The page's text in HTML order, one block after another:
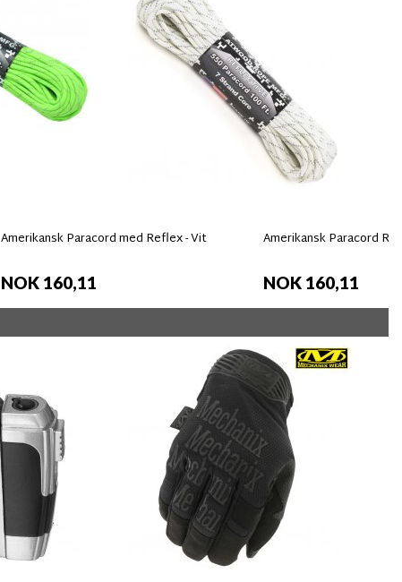
Amerikansk Paracord med Reflex - Vit
NOK 160,11
Amerikansk Paracord
NOK 160,11